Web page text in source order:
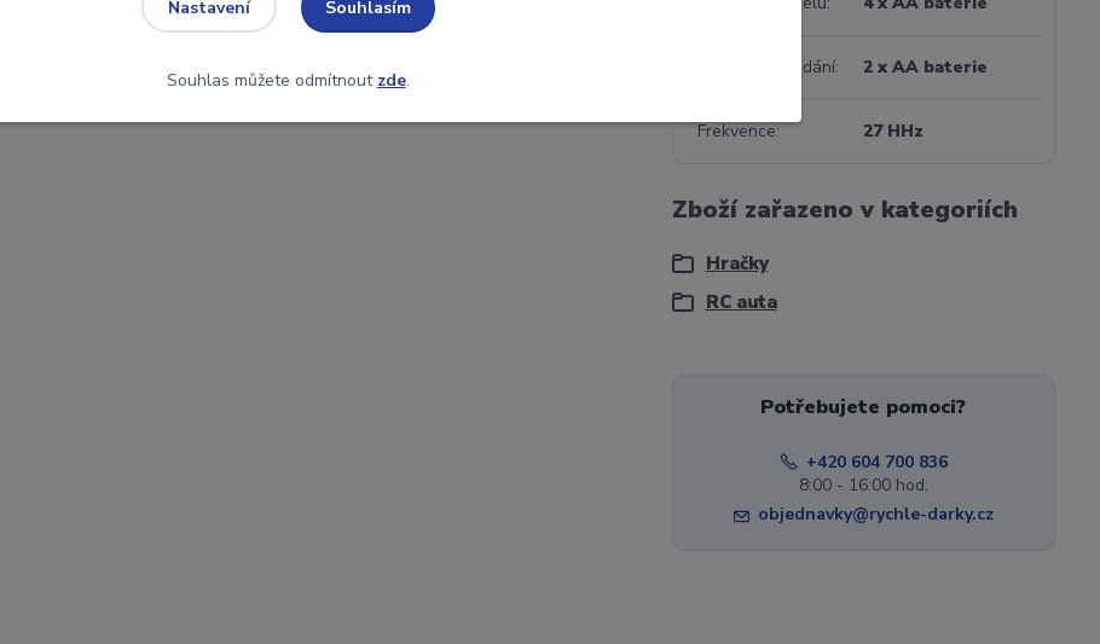
Napájení ovládání 2 x AA baterie
Frekvence 27 HHz
Zboží zařazeno v kategoriích
Hračky
RC auta
Potřebujete pomoci?
+420 604 700 836
8:00 - 16:00 hod.
objednavky@rychle-darky.cz
Nastavení Souhlasím
Souhlas můžete odmítnout zde.